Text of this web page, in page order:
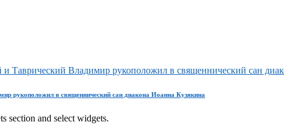
Таврический Владимир рукоположил в священнический сан
рукоположил в священнический сан диакона Иоанна Кузякина
section and select widgets.